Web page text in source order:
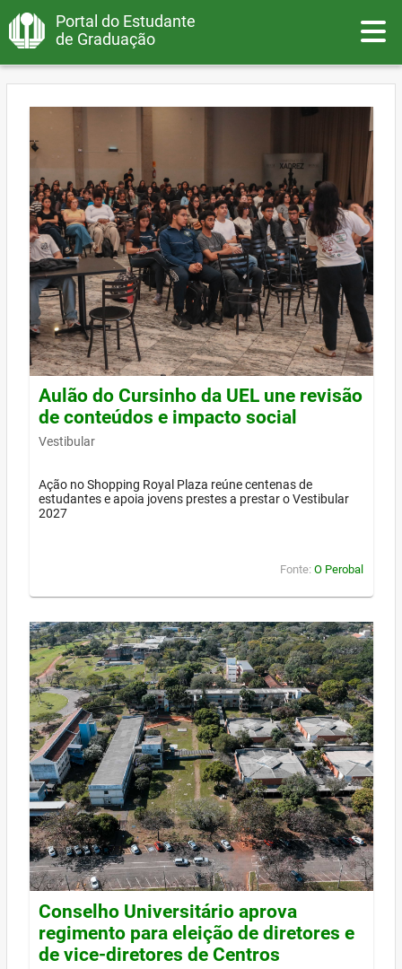
Portal do Estudante
de Graduação
Aulão do Cursinho da UEL une revisão
de conteúdos e impacto social
Vestibular
Ação no Shopping Royal Plaza reúne centenas de
estudantes e apoia jovens prestes a prestar o Vestibular
2027
Fonte: O Perobal
Conselho Universitário aprova
regimento para eleição de diretores e
de vice-diretores de Centros